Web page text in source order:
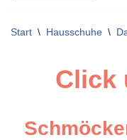
Start \ Hausschuhe \
Click